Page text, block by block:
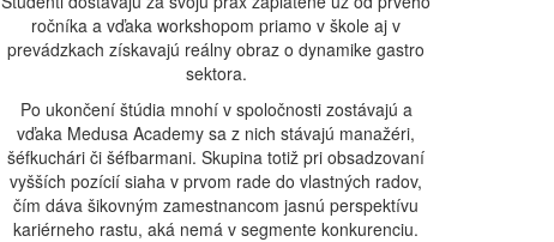
ročníka a vďaka workshopom priamo v škole aj v
prevádzkach získavajú reálny obraz o dynamike gastro
sektora.
Po ukončení štúdia mnohí v spoločnosti zostávajú a
vďaka Medusa Academy sa z nich stávajú manažéri,
šéfkuchári či šéfbarmani. Skupina totiž pri obsadzovaní
vyšších pozícií siaha v prvom rade do vlastných radov,
čím dáva šikovným zamestnancom jasnú perspektívu
kariérneho rastu, aká nemá v segmente konkurenciu.